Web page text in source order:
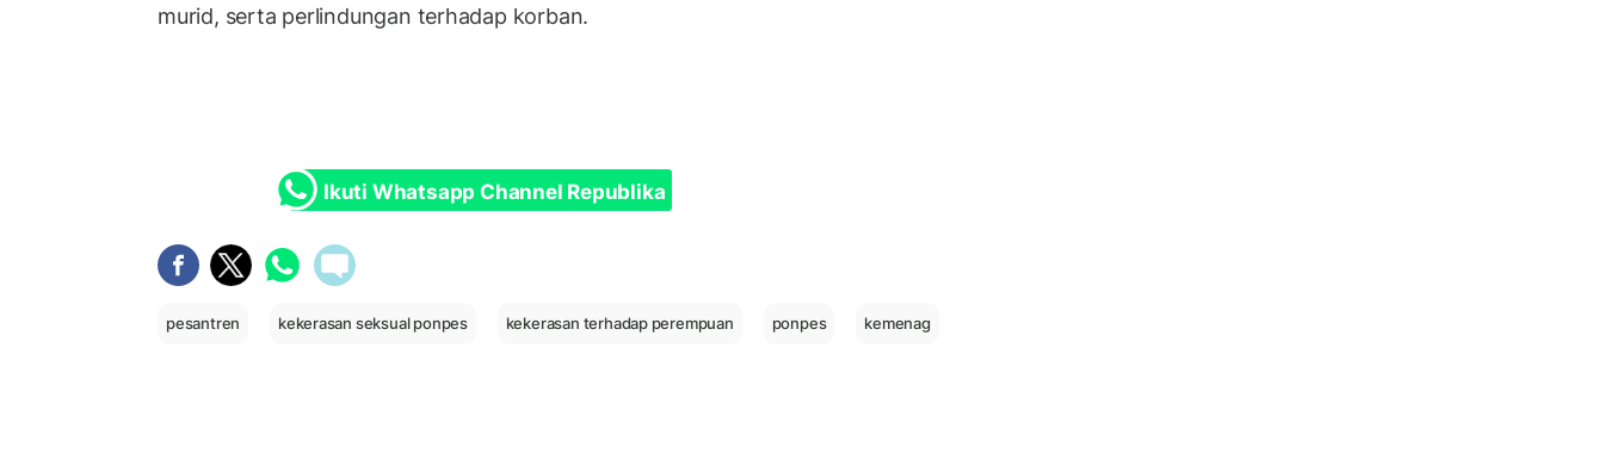
murid, serta perlindungan terhadap korban.
Ikuti Whatsapp Channel Republika
pesantren kekerasan seksual ponpes kekerasan terhadap perempuan ponpes kemenag